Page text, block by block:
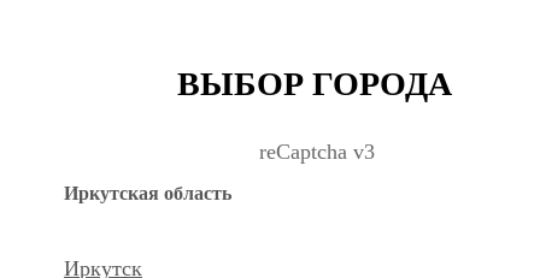
ВЫБОР ГОРОДА
reCaptcha v3
Иркутская область
Иркутск